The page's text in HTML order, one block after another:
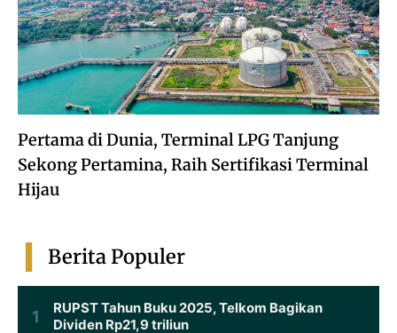
Pertama di Dunia, Terminal LPG Tanjung
Sekong Pertamina, Raih Sertifikasi Terminal
Hijau
Berita Populer